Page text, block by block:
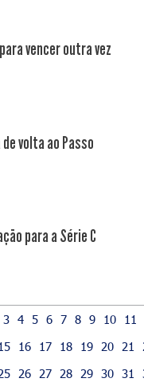
vencer outra vez
volta ao Passo
para a Série C
3 4 5 6 7 8 9 10 11
16 17 18 19 20 21
26 27 28 29 30 31